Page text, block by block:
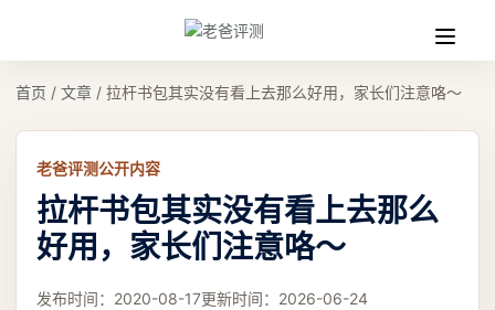
收
缩
首页 / 文章 / 拉杆书包其实没有看上去那么好用，家长们注意咯～
老爸评测公开内容
拉杆书包其实没有看上去那么
好用，家长们注意咯～
发布时间： 2020-08-17更新时间： 2026-06-24